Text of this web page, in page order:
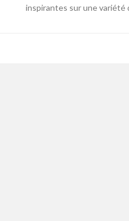
inspirantes sur une variété